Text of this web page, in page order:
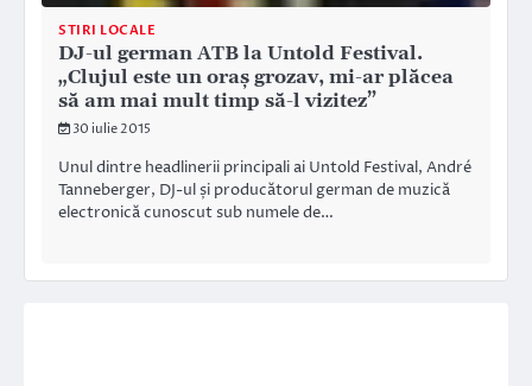
STIRI LOCALE
DJ-ul german ATB la Untold Festival.
„Clujul este un oraș grozav, mi-ar plăcea
să am mai mult timp să-l vizitez”
30 iulie 2015
Unul dintre headlinerii principali ai Untold Festival, André
Tanneberger, DJ-ul și producătorul german de muzică
electronică cunoscut sub numele de…